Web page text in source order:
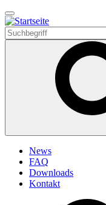
Direkt
zum
Inhalt
News
FAQ
Downloads
Kontakt